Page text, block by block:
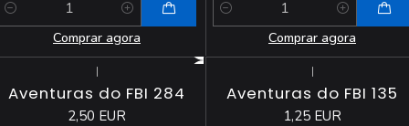
Comprar agora
Quantidade
Comprar agora
|
Aventuras do FBI 284
2,50 EUR
|
Aventuras do FBI 135
1,25 EUR